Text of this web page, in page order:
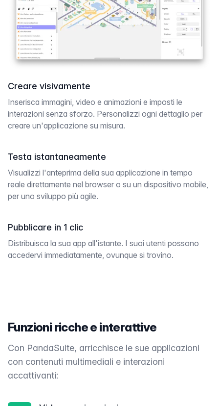
Creare visivamente
Inserisca immagini, video e animazioni e imposti le
interazioni senza sforzo. Personalizzi ogni dettaglio per
creare un'applicazione su misura.
Testa istantaneamente
Visualizzi l'anteprima della sua applicazione in tempo
reale direttamente nel browser o su un dispositivo mobile,
per uno sviluppo più agile.
Pubblicare in 1 clic
Distribuisca la sua app all'istante. I suoi utenti possono
accedervi immediatamente, ovunque si trovino.
Funzioni ricche e interattive
Con PandaSuite, arricchisce le sue applicazioni
con contenuti multimediali e interazioni
accattivanti: